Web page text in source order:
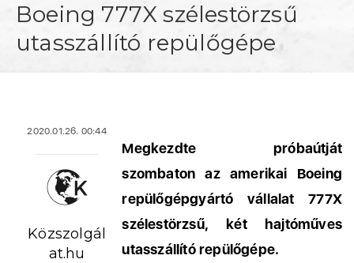
Boeing 777X szélestörzsű
utasszállító repülőgépe
2020.01.26. 00:44
Közszolgál
at.hu
Megkezdte próbaútját
szombaton az amerikai Boeing
repülőgépgyártó vállalat 777X
szélestörzsű, két hajtóműves
utasszállító repülőgépe.